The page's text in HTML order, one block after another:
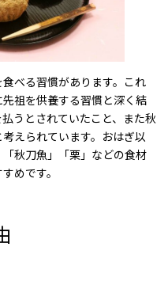
べる習慣があります。これ
祖を供養する習慣と深く結
うとされていたこと、また秋
えられています。おはぎ以
秋刀魚」「栗」などの食材
めです。